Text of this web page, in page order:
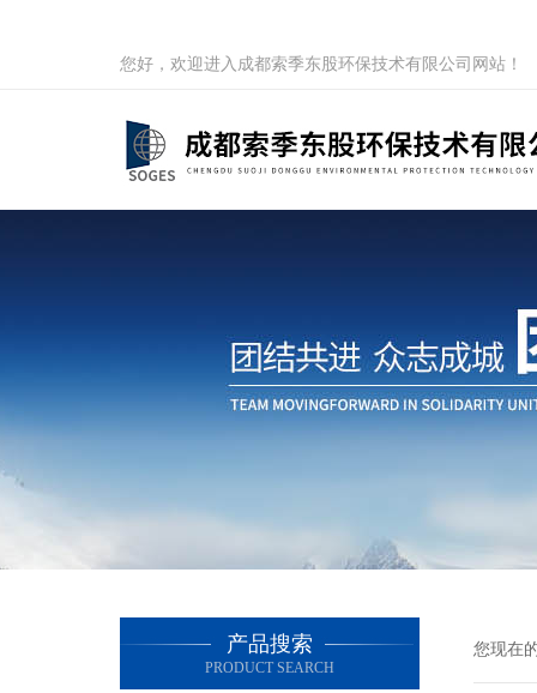
您好，欢迎进入成都索季东股环保技术有限公司网站！
产品搜索
PRODUCT SEARCH
您现在